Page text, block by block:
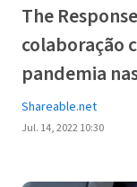
The
colaboração
pandemia
Shareable.net
Jul. 14, 2022 10:30